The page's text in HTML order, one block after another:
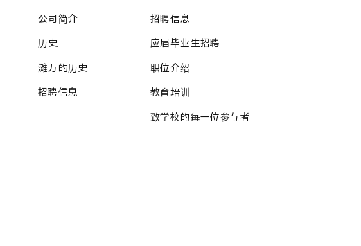
公司简介
历史
滩万的历史
招聘信息
招聘信息
应届毕业生招聘
职位介绍
教育培训
致学校的每一位参与者